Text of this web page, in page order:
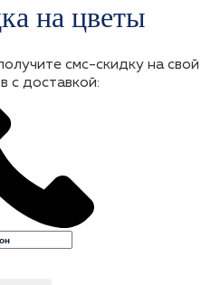
на цветы
смс-скидку на свой
с доставкой: